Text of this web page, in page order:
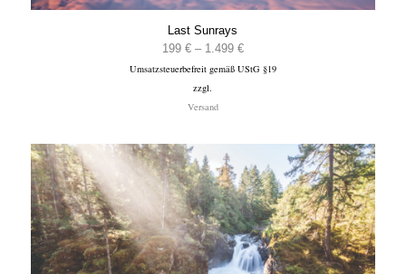
Last Sunrays
199 € – 1.499 €Preisspanne:
199 €
Umsatzsteuerbefreit gemäß UStG §19
zzgl.
Versand